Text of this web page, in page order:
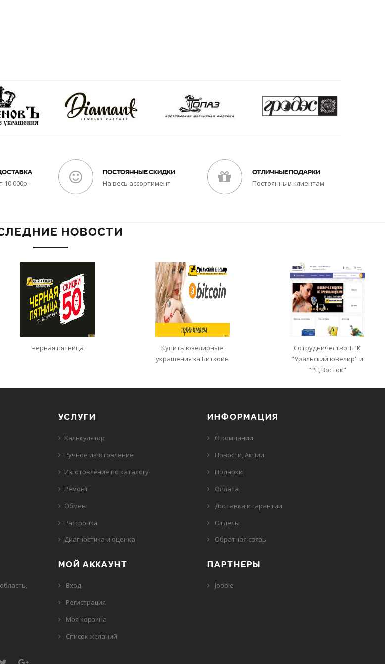
10 000р.
ПОСТОЯННЫЕ СКИДКИ
На весь ассортимент
ОТЛИЧНЫЕ ПОДАРКИ
Постоянным клиентам
НОВОСТИ
Черная пятница
Купить ювелирные
украшения за Биткоин
Сотрудничество ТПК
"Уральский ювелир" и
"РЦ Восток"
УСЛУГИ
Калькулятор
Ручное изготовление
Изготовление по каталогу
Ремонт
Обмен
Рассрочка
Диагностика и оценка
ИНФОРМАЦИЯ
О компании
Новости, Акции
Подарки
Оплата
Доставка и гарантии
Отделы
Обратная связь
МОЙ АККАУНТ
Вход
Регистрация
Моя корзина
Cписок желаний
ПАРТНЕРЫ
Jooble